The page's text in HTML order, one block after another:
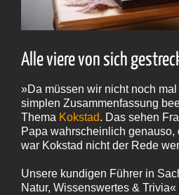
Alle viere von sich
»Da müssen wir nicht noch
simplen Zusammenfassung
Thema Kokstad. Das sehen
Papa wahrscheinlich genauso,
war Kokstad nicht der Rede
Unsere kundigen Führer in
Natur, Wissenswertes &